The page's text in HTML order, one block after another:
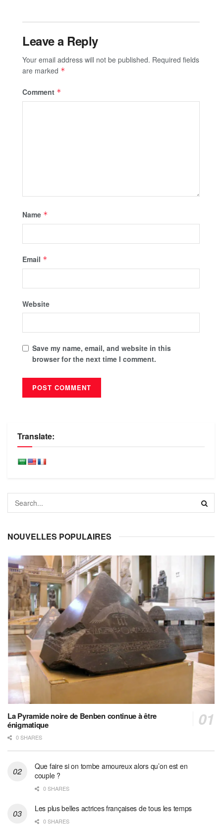
Leave a Reply
Your email address will not be published. Required fields
are marked *
Comment *
Name *
Email *
Website
Save my name, email, and website in this
browser for the next time I comment.
Translate:
NOUVELLES POPULAIRES
La Pyramide noire de Benben continue à être
énigmatique
0 SHARES
Que faire si on tombe amoureux alors qu’on est en
couple ?
0 SHARES
Les plus belles actrices françaises de tous les temps
0 SHARES